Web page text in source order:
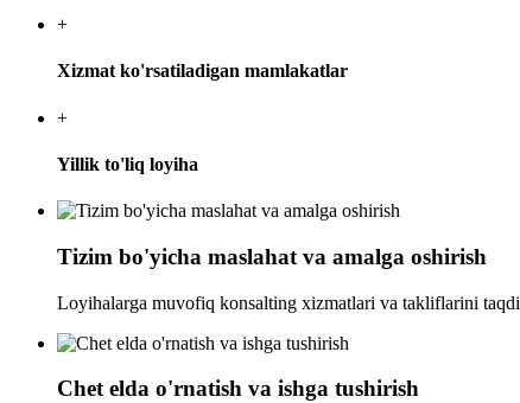
+
Xizmat ko'rsatiladigan mamlakatlar
+
Yillik to'liq loyiha
Tizim bo'yicha maslahat va amalga oshirish
Loyihalarga muvofiq konsalting xizmatlari va takliflarini
Chet elda o'rnatish va ishga tushirish